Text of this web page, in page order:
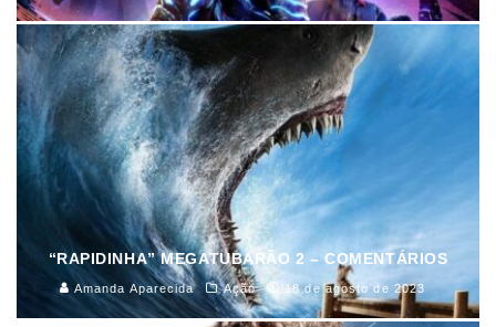
“RAPIDINHA” MEGATUBARÃO 2 – COMENTÁRIOS
Amanda Aparecida Ação 18 de agosto de 2023